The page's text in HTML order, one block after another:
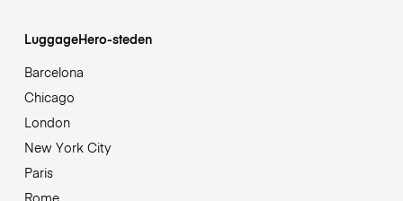
LuggageHero-steden
Barcelona
Chicago
London
New York City
Paris